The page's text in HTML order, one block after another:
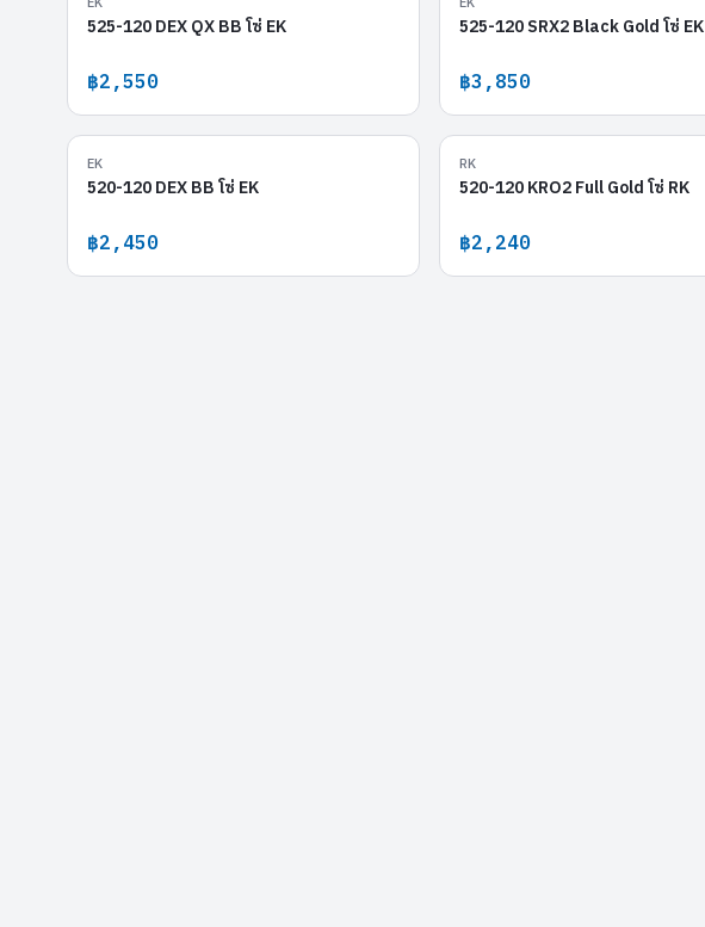
525-120 DEX QX BB โซ่ EK
฿2,550
525-120 SRX2 Black Gold โซ่ EK
฿3,850
EK
520-120 DEX BB โซ่ EK
฿2,450
RK
520-120 KRO2 Full Gold โซ่ RK
฿2,240